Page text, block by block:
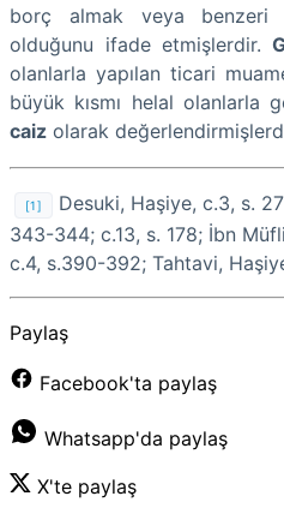
borç almak veya benzeri
olduğunu ifade etmişlerdir.
olanlarla yapılan ticari
büyük kısmı helal olanlarla
caiz olarak
[1]
Desuki, Haşiye, c.3, s.
343-344; c.13, s. 178; İbn
c.4, s.390-392; Tahtavi,
Paylaş
Facebook'ta paylaş
Whatsapp'da paylaş
X'te paylaş